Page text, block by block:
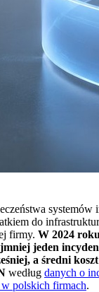
systemów
do
firmy. W 2024
jeden
a średni
według danych o
polskich firmach.